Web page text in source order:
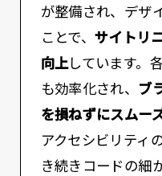
が整備され、デザ
ことで、サイトリ
向上しています。
も効率化され、 ブ
を損ねずにスムー
アクセシビリティ
き続きコードの細